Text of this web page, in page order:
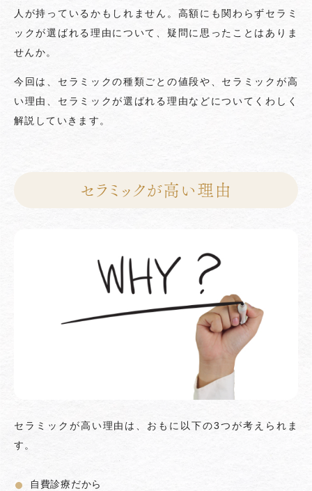
人が持っているかもしれません。高額にも関わらずセラミ
ックが選ばれる理由について、疑問に思ったことはありま
せんか。
今回は、セラミックの種類ごとの値段や、セラミックが高
い理由、セラミックが選ばれる理由などについてくわしく
解説していきます。
セラミックが高い理由
セラミックが高い理由は、おもに以下の3つが考えられま
す。
自費診療だから